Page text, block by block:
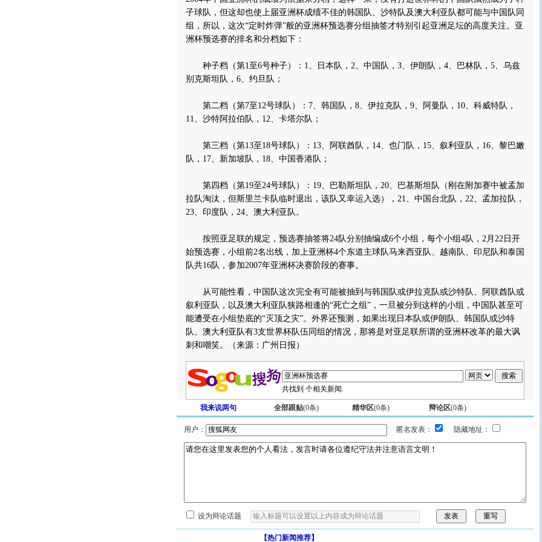
子球队，但这却也使上届亚洲杯成绩不佳的韩国队、沙特队及澳大利亚队都可能与中国队同
组，所以，这次“定时炸弹”般的亚洲杯预选赛分组抽签才特别引起亚洲足坛的高度关注。亚
洲杯预选赛的排名和分档如下：
种子档（第1至6号种子）：1、日本队，2、中国队，3、伊朗队，4、巴林队，5、乌兹
别克斯坦队，6、约旦队；
第二档（第7至12号球队）：7、韩国队，8、伊拉克队，9、阿曼队，10、科威特队，
11、沙特阿拉伯队，12、卡塔尔队；
第三档（第13至18号球队）：13、阿联酋队，14、也门队，15、叙利亚队，16、黎巴嫩
队，17、新加坡队，18、中国香港队；
第四档（第19至24号球队）：19、巴勒斯坦队，20、巴基斯坦队（刚在附加赛中被孟加
拉队淘汰，但斯里兰卡队临时退出，该队又幸运入选），21、中国台北队，22、孟加拉队，
23、印度队，24、澳大利亚队。
按照亚足联的规定，预选赛抽签将24队分别抽编成6个小组，每个小组4队，2月22日开
始预选赛，小组前2名出线，加上亚洲杯4个东道主球队马来西亚队、越南队、印尼队和泰国
队共16队，参加2007年亚洲杯决赛阶段的赛事。
从可能性看，中国队这次完全有可能被抽到与韩国队或伊拉克队或沙特队、阿联酋队或
叙利亚队，以及澳大利亚队狭路相逢的“死亡之组”，一旦被分到这样的小组，中国队甚至可
能遭受在小组垫底的“灭顶之灾”。外界还预测，如果出现日本队或伊朗队、韩国队或沙特
队、澳大利亚队有3支世界杯队伍同组的情况，那将是对亚足联所谓的亚洲杯改革的最大讽
刺和嘲笑。（来源：广州日报）
共找到 个相关新闻.
我来说两句 全部跟贴(0条) 精华区(0条) 辩论区(0条)
用户： 匿名发表： 隐藏地址：
设为辩论话题
【热门新闻推荐】